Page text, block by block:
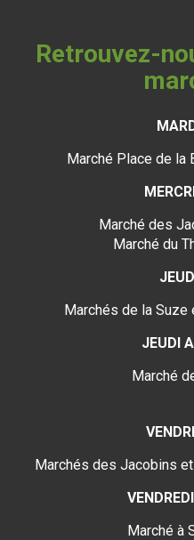
Retrouvez-
Marché Place de
Marché des
Marché du
Marchés de la Suze
JEUDI
Marché
Marchés des Jacobins
Marché à